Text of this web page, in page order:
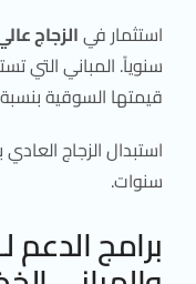
استثمار فيالزجاج
سنوياً. المباني التي
قيمتها السوقية بنسبة 7-10%.
سنوات.
برامج الدعم